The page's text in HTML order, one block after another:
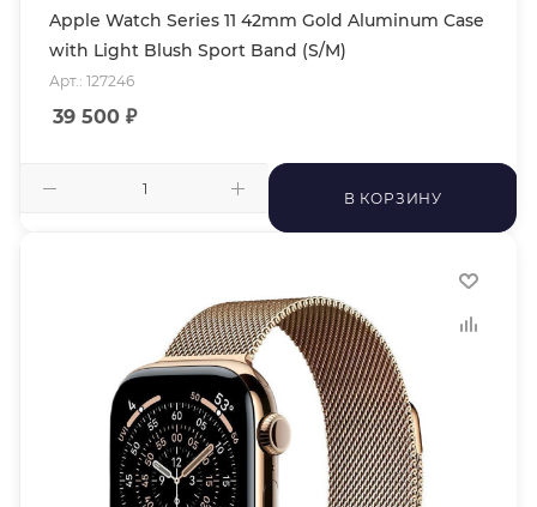
Apple Watch Series 11 42mm Gold Aluminum Case
with Light Blush Sport Band (S/M)
Арт.: 127246
39 500 ₽
В КОРЗИНУ